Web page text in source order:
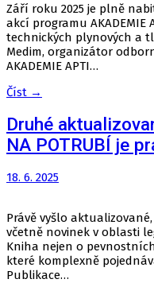
Září roku 2025 je plně
akcí programu
technických plynových a
Medim, organizátor
AKADEMIE APTI…
Číst →
Druhé
NA POTRUBÍ je
18. 6. 2025
Právě vyšlo
včetně novinek v oblasti
Kniha nejen o
které komplexně
Publikace…